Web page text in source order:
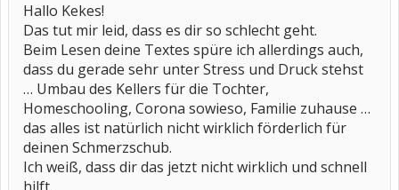
Hallo Kekes!
Das tut mir leid, dass es dir so schlecht geht.
Beim Lesen deine Textes spüre ich allerdings auch,
dass du gerade sehr unter Stress und Druck stehst
… Umbau des Kellers für die Tochter,
Homeschooling, Corona sowieso, Familie zuhause …
das alles ist natürlich nicht wirklich förderlich für
deinen Schmerzschub.
Ich weiß, dass dir das jetzt nicht wirklich und schnell